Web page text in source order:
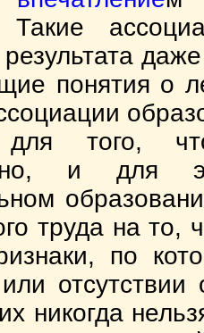
Такие
понятия о
для того,
и для
труда на то,
по
или
никогда